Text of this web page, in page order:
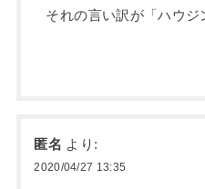
それの言い訳が「ハウジ
匿名 より:
2020/04/27 13:35